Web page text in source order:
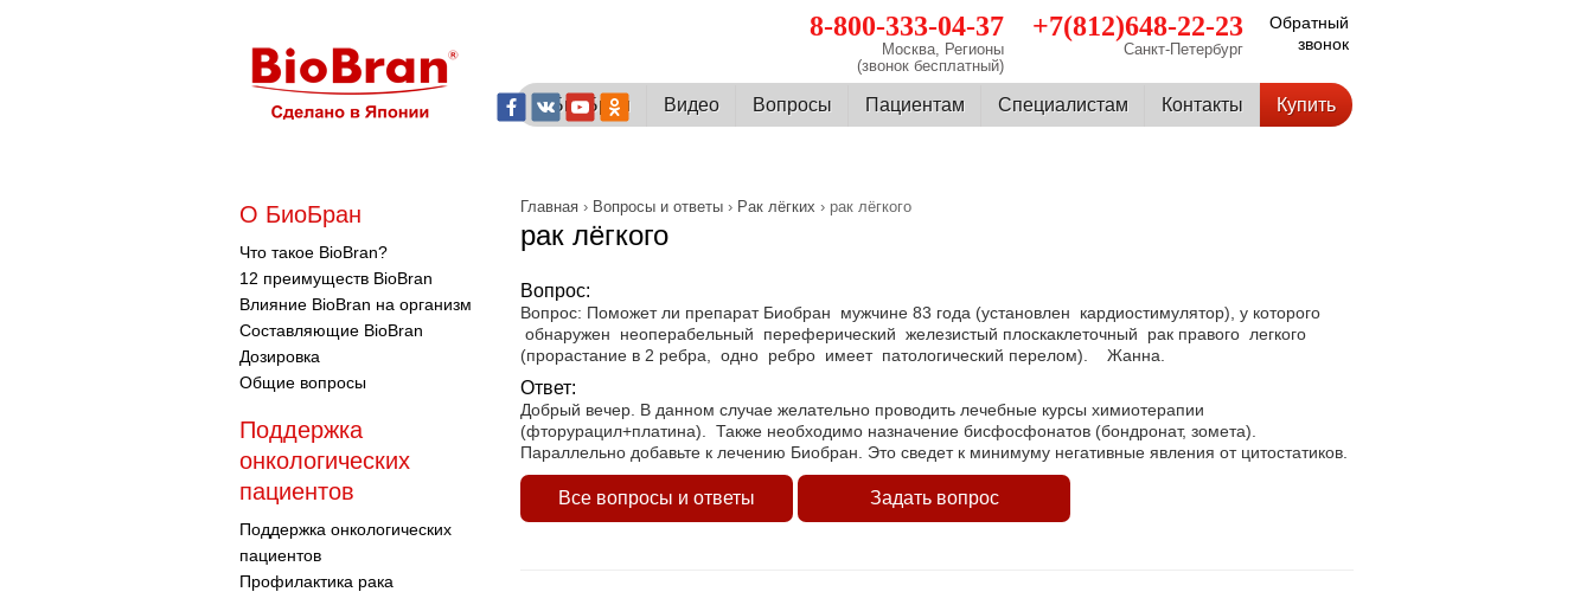
Обратный
звонок
+7(812)648-22-23
Санкт-Петербург
8-800-333-04-37
Москва, Регионы
(звонок бесплатный)
О БиоБран Видео Вопросы Пациентам Cпециалистам Контакты Купить
Главная › Вопросы и ответы › Рак лёгких › рак лёгкого
рак лёгкого
Вопрос:
Вопрос: Поможет ли препарат Биобран мужчине 83 года (установлен кардиостимулятор), у которого
обнаружен неоперабельный переферический железистый плоскаклеточный рак правого легкого
(прорастание в 2 ребра, одно ребро имеет патологический перелом). Жанна.
Ответ:
Добрый вечер. В данном случае желательно проводить лечебные курсы химиотерапии
(фторурацил+платина). Также необходимо назначение бисфосфонатов (бондронат, зомета).
Параллельно добавьте к лечению Биобран. Это сведет к минимуму негативные явления от цитостатиков.
Все вопросы и ответы Задать вопрос
О БиоБран
Что такое BioBran?
12 преимуществ BioBran
Влияние BioBran на организм
Составляющие BioBran
Дозировка
Общие вопросы
Поддержка
онкологических
пациентов
Поддержка онкологических
пациентов
Профилактика рака